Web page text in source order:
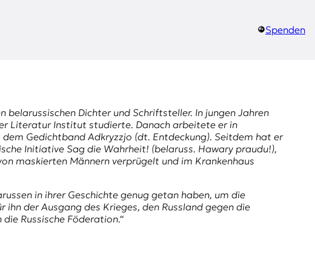
Spenden
Dichter und Schriftsteller. In jungen Jahren
Literatur Institut studierte. Danach arbeitete er in
dem Gedichtband Adkryzzjo (dt. Entdeckung). Seitdem hat er
Initiative Sag die Wahrheit! (belaruss. Hawary praudu!),
maskierten Männern verprügelt und im Krankenhaus
in ihrer Geschichte genug getan haben, um die
der Ausgang des Krieges, den Russland gegen die
Russische Föderation.“